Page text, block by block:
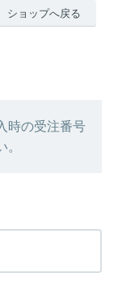
ショップへ戻る
時の受注番号